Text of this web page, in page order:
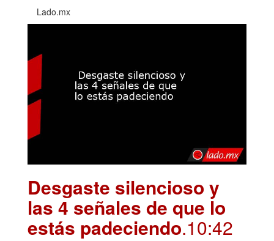
Lado.mx
Desgaste silencioso y
las 4 señales de que lo
estás padeciendo.10:42